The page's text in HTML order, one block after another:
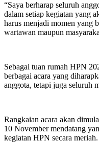
“Saya berharap seluruh
dalam setiap kegiatan yang
harus menjadi momen yang
wartawan maupun
Sebagai tuan rumah HPN
berbagai acara yang
anggota, tetapi juga seluruh
Rangkaian acara akan
10 November mendatang
kegiatan HPN secara meriah.